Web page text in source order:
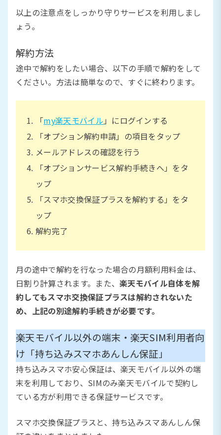
以上の注意点をしっかり守りサービスを利用しまし
ょう。
解約方法
途中で解約をしたい場合、以下の手順で解約をして
ください。方法は簡単なので、すぐに終わります。
「my楽天モバイル 」にログインする
「オプション解約申請」の項目をタップ
メールアドレスの確認を行う
「オプションサービス解約手続きへ」をタ
ップ
「スマホ交換保証プラスを解約する」をタ
ップ
解約完了
月の途中で解約を行なった場合の月額利用料金は、
日割り計算されます。また、楽天モバイル自体を解
約してもスマホ交換保証プラスは解約されないた
め、上記の別途解約手続きが必要です。
楽天モバイル以外の端末・楽天SIM利用者向
け「持ち込みスマホあんしん保証」
持ち込みスマホ安心保証は、楽天モバイル以外の端
末を利用しており、SIMのみ楽天モバイルで契約し
ている方が利用できる保証サービスです。
スマホ交換保証プラスと、持ち込みスマあんしん保